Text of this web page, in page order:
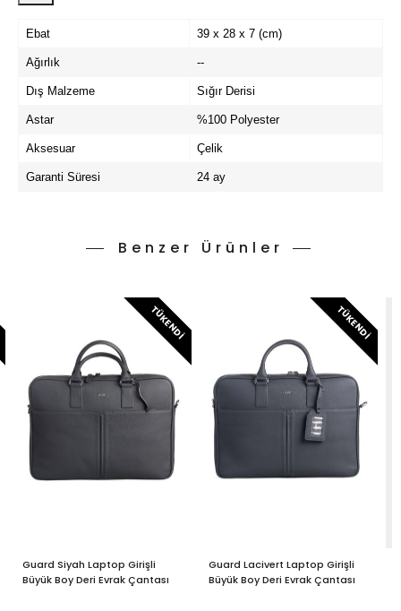
Ebat 39 x 28 x 7 (cm)
Ağırlık --
Dış Malzeme Sığır Derisi
Astar %100 Polyester
Aksesuar Çelik
Garanti Süresi 24 ay
Benzer Ürünler
TÜKENDI
Guard Siyah Laptop Girişli
Büyük Boy Deri Evrak Çantası
TÜKENDI
Guard Lacivert Laptop Girişli
Büyük Boy Deri Evrak Çantası